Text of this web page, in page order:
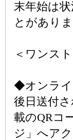
末年始は
とがありま
＜ワンス
◆オンライ
後日送付
載のQRコ
ジ」へア